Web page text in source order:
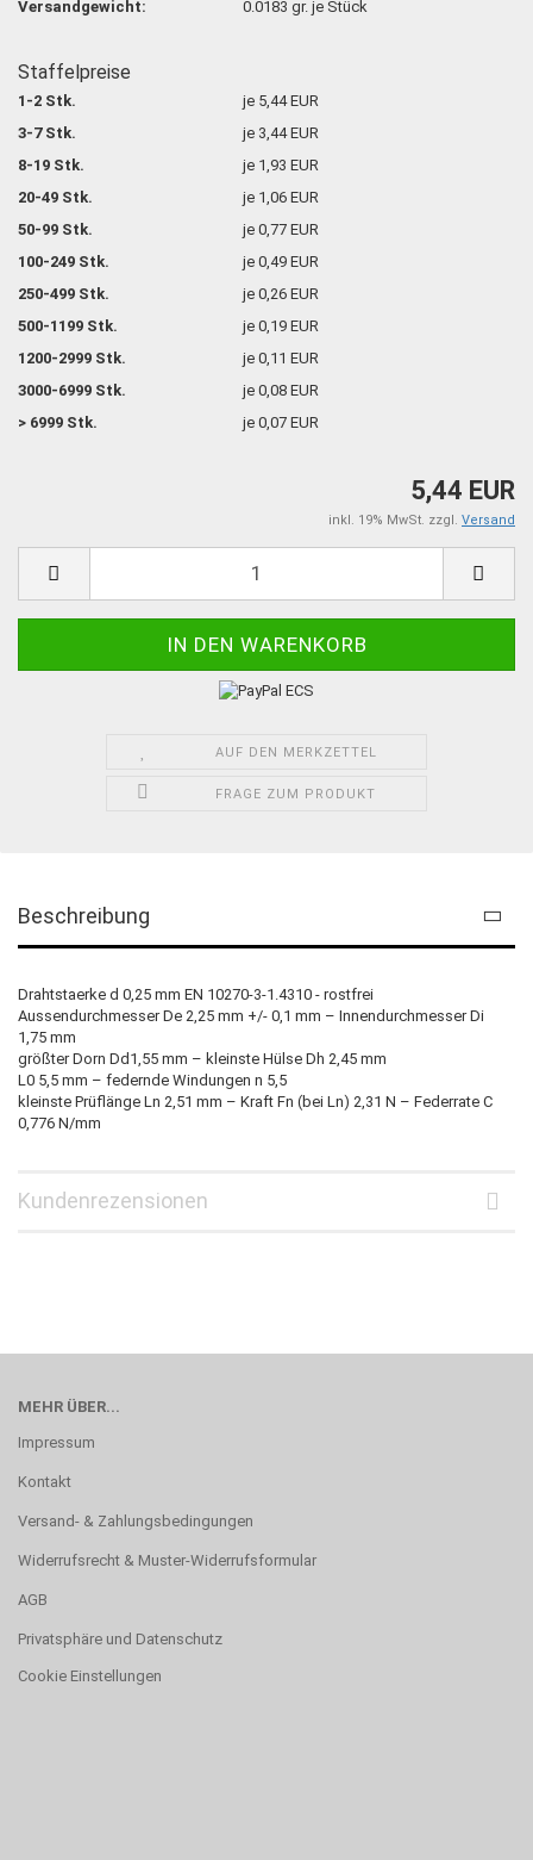
Versandgewicht: 0.0183 gr. je Stück
Staffelpreise
1-2 Stk.
je 5,44 EUR
3-7 Stk.
je 3,44 EUR
8-19 Stk.
je 1,93 EUR
20-49 Stk.
je 1,06 EUR
50-99 Stk.
je 0,77 EUR
100-249 Stk.
je 0,49 EUR
250-499 Stk.
je 0,26 EUR
500-1199 Stk.
je 0,19 EUR
1200-2999 Stk.
je 0,11 EUR
3000-6999 Stk.
je 0,08 EUR
> 6999 Stk.
je 0,07 EUR
5,44 EUR
inkl. 19% MwSt. zzgl. Versand
AUF DEN MERKZETTEL
FRAGE ZUM PRODUKT
Beschreibung
Drahtstaerke d 0,25 mm EN 10270-3-1.4310 - rostfrei
Aussendurchmesser De 2,25 mm +/- 0,1 mm – Innendurchmesser Di
1,75 mm
größter Dorn Dd1,55 mm – kleinste Hülse Dh 2,45 mm
L0 5,5 mm – federnde Windungen n 5,5
kleinste Prüflänge Ln 2,51 mm – Kraft Fn (bei Ln) 2,31 N – Federrate C
0,776 N/mm
Kundenrezensionen
MEHR ÜBER...
Impressum
Kontakt
Versand- & Zahlungsbedingungen
Widerrufsrecht & Muster-Widerrufsformular
AGB
Privatsphäre und Datenschutz
Cookie Einstellungen